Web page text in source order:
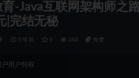
育-Java互联网架构师
|完结无秘
3 年前 0 243 免费
用户特权：